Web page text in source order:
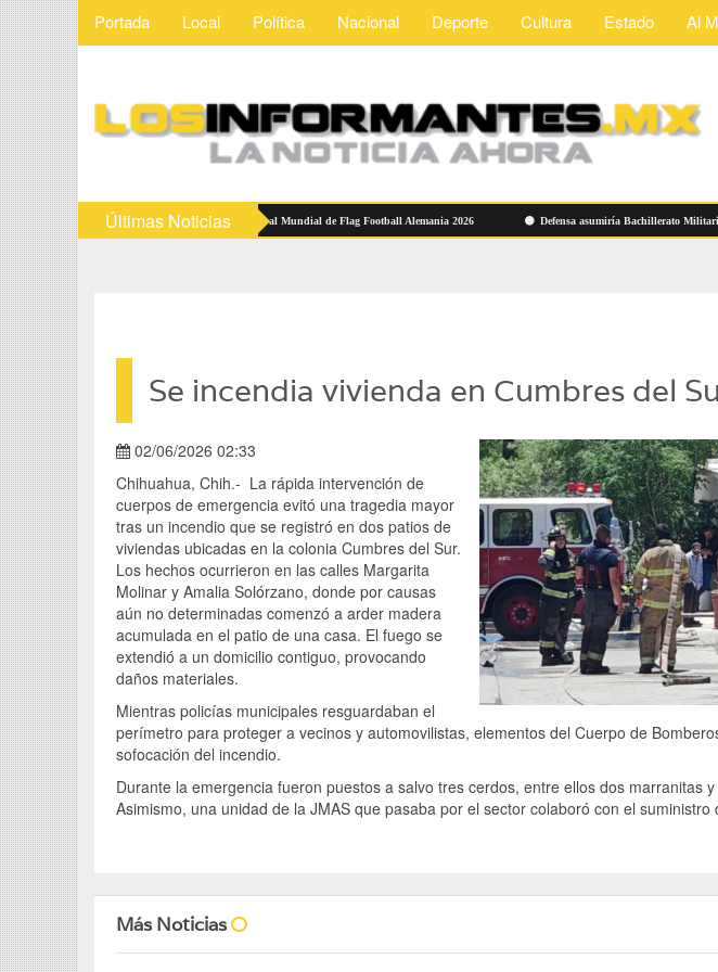
Portada Local Política Nacional Deporte Cultura Estado Al
Últimas Noticias
Mexicanas reciben abanderamiento rumbo al Mundial de Flag Football Alemania 2026 Defensa asumiría Bachillerato Militarizado
Se incendia vivienda en Cumbres del
02/06/2026 02:33
Chihuahua, Chih.- La rápida intervención de
cuerpos de emergencia evitó una tragedia mayor
tras un incendio que se registró en dos patios de
viviendas ubicadas en la colonia Cumbres del Sur.
Los hechos ocurrieron en las calles Margarita
Molinar y Amalia Solórzano, donde por causas
aún no determinadas comenzó a arder madera
acumulada en el patio de una casa. El fuego se
extendió a un domicilio contiguo, provocando
daños materiales.
Mientras policías municipales resguardaban el
perímetro para proteger a vecinos y automovilistas, elementos del Cuerpo de
sofocación del incendio.
Durante la emergencia fueron puestos a salvo tres cerdos, entre ellos dos marranitas
Asimismo, una unidad de la JMAS que pasaba por el sector colaboró con el
Más Noticias